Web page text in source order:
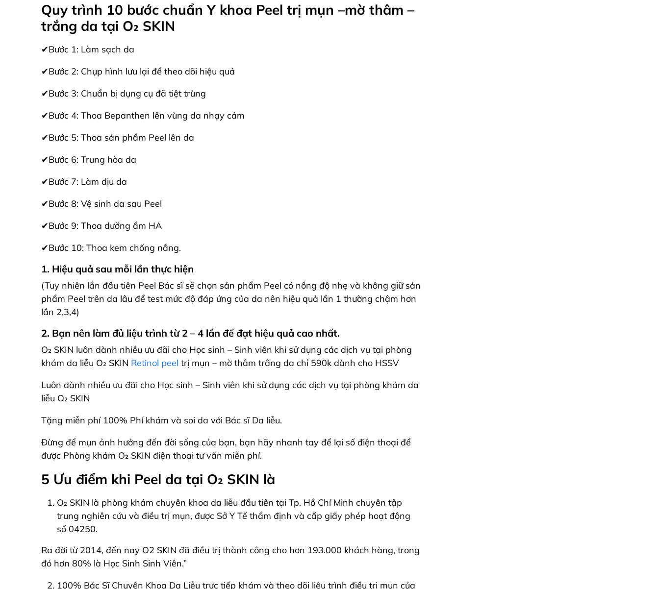
Quy trình 10 bước chuẩn Y khoa Peel trị mụn –mờ thâm –
trắng da tại O₂ SKIN
✔Bước 1: Làm sạch da
✔Bước 2: Chụp hình lưu lại để theo dõi hiệu quả
✔Bước 3: Chuẩn bị dụng cụ đã tiệt trùng
✔Bước 4: Thoa Bepanthen lên vùng da nhạy cảm
✔Bước 5: Thoa sản phẩm Peel lên da
✔Bước 6: Trung hòa da
✔Bước 7: Làm dịu da
✔Bước 8: Vệ sinh da sau Peel
✔Bước 9: Thoa dưỡng ẩm HA
✔Bước 10: Thoa kem chống nắng.
1. Hiệu quả sau mỗi lần thực hiện
(Tuy nhiên lần đầu tiên Peel Bác sĩ sẽ chọn sản phẩm Peel có nồng độ nhẹ và không giữ sản
phẩm Peel trên da lâu để test mức độ đáp ứng của da nên hiệu quả lần 1 thường chậm hơn
lần 2,3,4)
2. Bạn nên làm đủ liệu trình từ 2 – 4 lần để đạt hiệu quả cao nhất.
O₂ SKIN luôn dành nhiều ưu đãi cho Học sinh – Sinh viên khi sử dụng các dịch vụ tại phòng
khám da liễu O₂ SKIN Retinol peel trị mụn – mờ thâm trắng da chỉ 590k dành cho HSSV
Luôn dành nhiều ưu đãi cho Học sinh – Sinh viên khi sử dụng các dịch vụ tại phòng khám da
liễu O₂ SKIN
Tặng miễn phí 100% Phí khám và soi da với Bác sĩ Da liễu.
Đừng để mụn ảnh hưởng đến đời sống của bạn, bạn hãy nhanh tay để lại số điện thoại để
được Phòng khám O₂ SKIN điện thoại tư vấn miễn phí.
5 Ưu điểm khi Peel da tại O₂ SKIN là
O₂ SKIN là phòng khám chuyên khoa da liễu đầu tiên tại Tp. Hồ Chí Minh chuyên tập
trung nghiên cứu và điều trị mụn, được Sở Y Tế thẩm định và cấp giấy phép hoạt động
số 04250.
Ra đời từ 2014, đến nay O2 SKIN đã điều trị thành công cho hơn 193.000 khách hàng, trong
đó hơn 80% là Học Sinh Sinh Viên.”
100% Bác Sĩ Chuyên Khoa Da Liễu trực tiếp khám và theo dõi liệu trình điều trị mụn của